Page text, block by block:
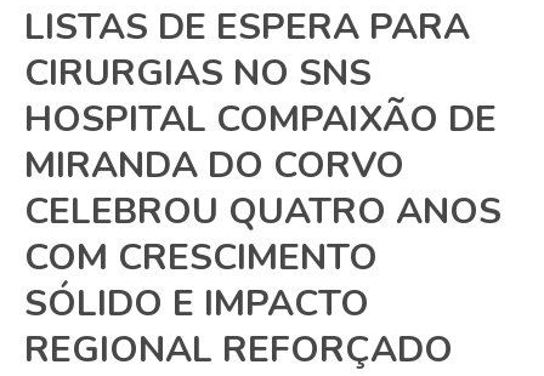
LISTAS DE ESPERA PARA
CIRURGIAS NO SNS
HOSPITAL COMPAIXÃO DE
MIRANDA DO CORVO
CELEBROU QUATRO ANOS
COM CRESCIMENTO
SÓLIDO E IMPACTO
REGIONAL REFORÇADO